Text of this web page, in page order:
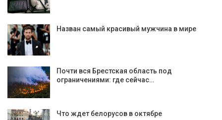
Назван самый красивый мужчина в мире
Почти вся Брестская область под
ограничениями: где сейчас…
Что ждет белорусов в октябре